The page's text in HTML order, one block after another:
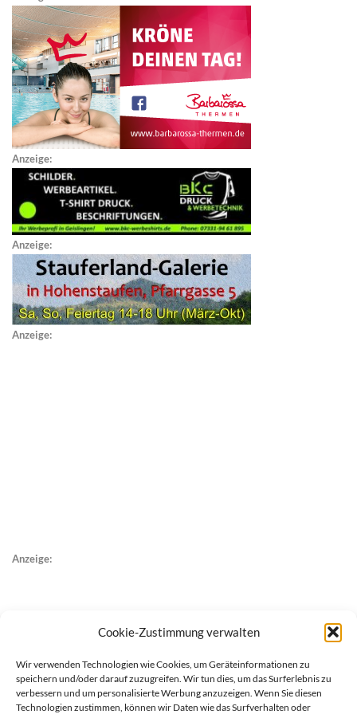
Cookie-Zustimmung verwalten
Wir verwenden Technologien wie Cookies, um Geräteinformationen zu
speichern und/oder darauf zuzugreifen. Wir tun dies, um das Surferlebnis zu
verbessern und um personalisierte Werbung anzuzeigen. Wenn Sie diesen
Technologien zustimmen, können wir Daten wie das Surfverhalten oder
Anzeige:
Anzeige:
Anzeige:
Anzeige: